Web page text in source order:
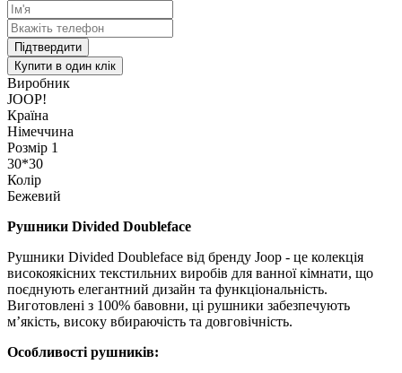
Підтвердити
Купити в один клік
Виробник
JOOP!
Країна
Німеччина
Розмір 1
30*30
Колір
Бежевий
Рушники Divided Doubleface
Рушники Divided Doubleface від бренду Joop - це колекція
високоякісних текстильних виробів для ванної кімнати, що
поєднують елегантний дизайн та функціональність.
Виготовлені з 100% бавовни, ці рушники забезпечують
м’якість, високу вбираючість та довговічність.
Особливості рушників: